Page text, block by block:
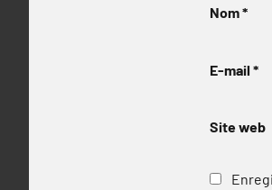
Nom*
E-mail *
Site web